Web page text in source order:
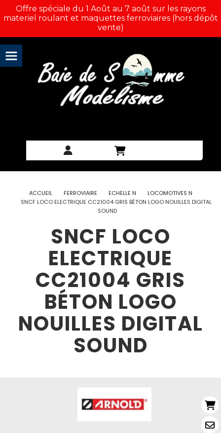
Offre spéciale du 1 Août au 7 août sur les rayons
materiel roulant et maquettes ferroviaires (hors dépôt
vente)
ACCUEIL FERROVIAIRE ECHELLE N
LOCOMOTIVES N
SNCF LOCO ELECTRIQUE CC21004 GRIS BÉTON LOGO NOUILLES DIGITAL
SOUND
SNCF LOCO
ELECTRIQUE
CC21004 GRIS
BÉTON LOGO
NOUILLES DIGITAL
SOUND
Panneau de gestion des cookies